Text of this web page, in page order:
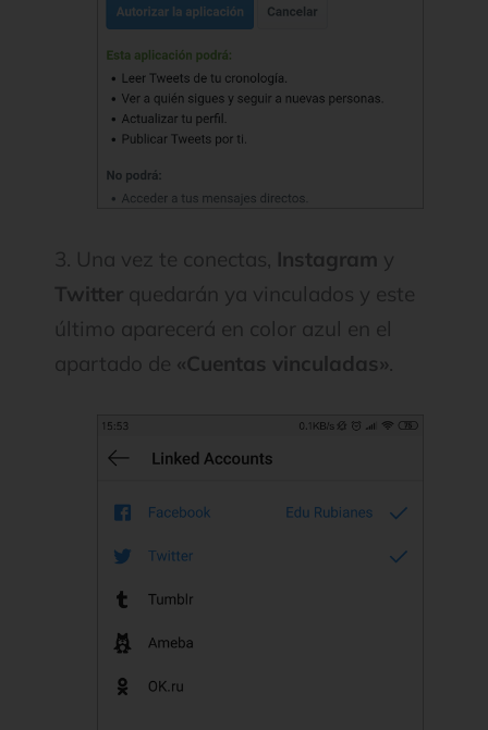
3. Una vez te conectas, Instagram y
Twitter quedarán ya vinculados y este
último aparecerá en color azul en el
apartado de «Cuentas vinculadas».